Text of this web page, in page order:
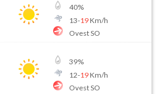
40%
13-19Km/h
Ovest SO
39%
12-19Km/h
Ovest SO